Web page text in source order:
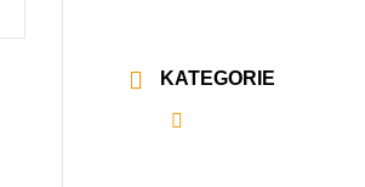
KATEGORIE